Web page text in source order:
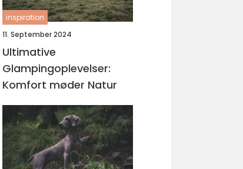
inspiration
11. September 2024
Ultimative
Glampingoplevelser:
Komfort møder Natur